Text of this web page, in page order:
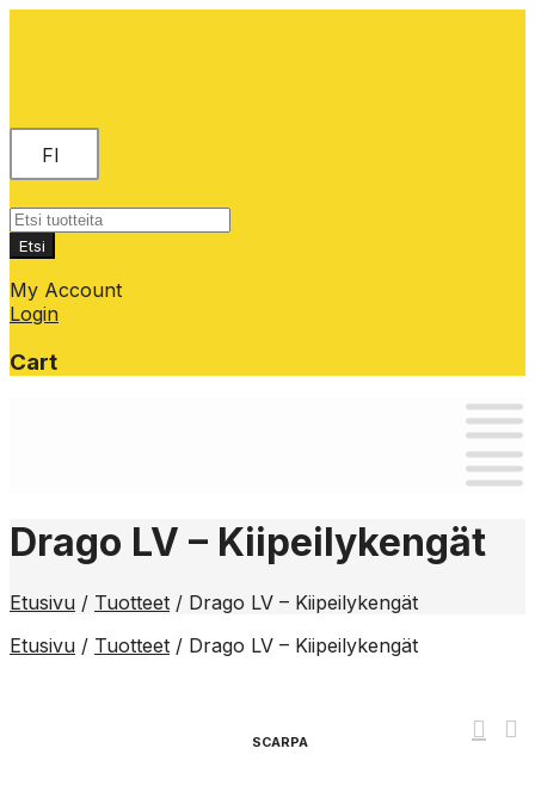
FI
Products
search
Etsi
My Account
Login
Cart
Drago LV – Kiipeilykengät
Etusivu / Tuotteet / Drago LV – Kiipeilykengät
Etusivu / Tuotteet / Drago LV – Kiipeilykengät
SCARPA